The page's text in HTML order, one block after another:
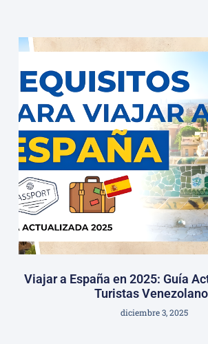
Viajar a España en 2025: Guía
Turistas
diciembre 3, 2025